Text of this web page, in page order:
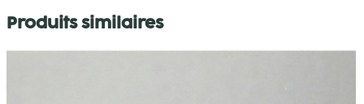
Produits similaires